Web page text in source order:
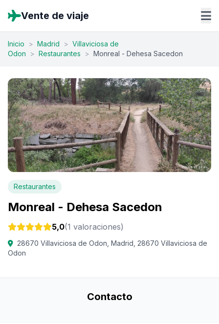
Vente de viaje
Inicio > Madrid > Villaviciosa de
Odon
> Restaurantes > Monreal - Dehesa Sacedon
Restaurantes
Monreal - Dehesa Sacedon
5,0(1 valoraciones)
28670 Villaviciosa de Odon, Madrid, 28670 Villaviciosa de
Odon
Contacto